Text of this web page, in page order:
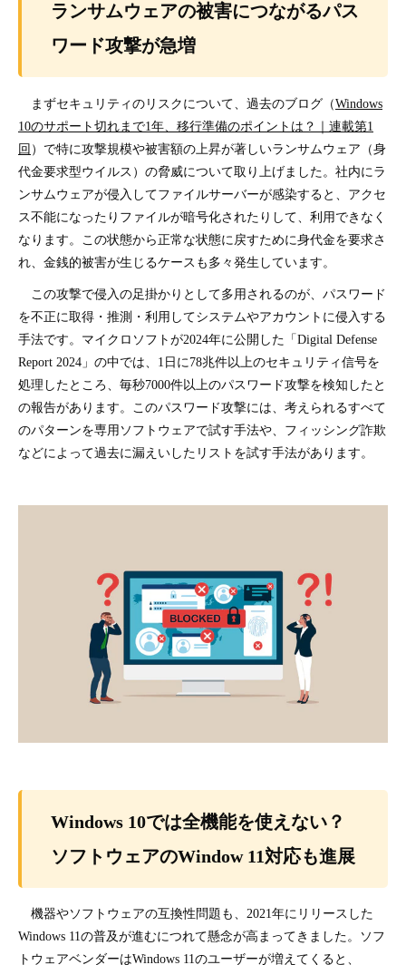
ランサムウェアの被害につながるパス
ワード攻撃が急増
まずセキュリティのリスクについて、過去のブログ（Windows
10のサポート切れまで1年、移行準備のポイントは？｜連載第1
回 ）で特に攻撃規模や被害額の上昇が著しいランサムウェア（身
代金要求型ウイルス）の脅威について取り上げました。社内にラ
ンサムウェアが侵入してファイルサーバーが感染すると、アクセ
ス不能になったりファイルが暗号化されたりして、利用できなく
なります。この状態から正常な状態に戻すために身代金を要求さ
れ、金銭的被害が生じるケースも多々発生しています。
この攻撃で侵入の足掛かりとして多用されるのが、パスワード
を不正に取得・推測・利用してシステムやアカウントに侵入する
手法です。マイクロソフトが2024年に公開した「Digital Defense
Report 2024」の中では、1日に78兆件以上のセキュリティ信号を
処理したところ、毎秒7000件以上のパスワード攻撃を検知したと
の報告があります。このパスワード攻撃には、考えられるすべて
のパターンを専用ソフトウェアで試す手法や、フィッシング詐欺
などによって過去に漏えいしたリストを試す手法があります。
Windows 10では全機能を使えない？
ソフトウェアのWindow 11対応も進展
機器やソフトウェアの互換性問題も、2021年にリリースした
Windows 11の普及が進むにつれて懸念が高まってきました。ソフ
トウェアベンダーはWindows 11のユーザーが増えてくると、